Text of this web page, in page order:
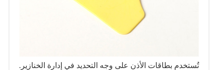
تُستخدم بطاقات الأذن على وجه التحديد في إدارة الخنازير.